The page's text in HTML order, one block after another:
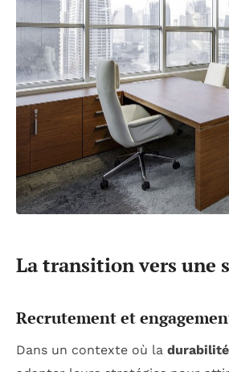
La transition vers une
Recrutement et
Dans un contexte où la durabilité